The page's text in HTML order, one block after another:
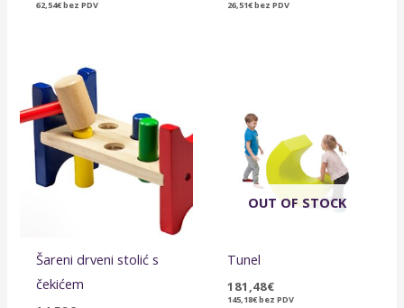
62,54€bez PDV 26,51€bez PDV
Šareni drveni stolić s
čekićem
OUT OF STOCK
Tunel
181,48€
145,18€bez PDV